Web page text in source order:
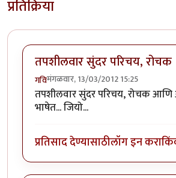
प्रतिक्रिया
तपशीलवार सुंदर परिचय, रोचक
गविमंगळवार, 13/03/2012 15:25
तपशीलवार सुंदर परिचय, रोचक
भाषेत... जियो...
प्रतिसाद देण्यासाठीलॉग इन करा